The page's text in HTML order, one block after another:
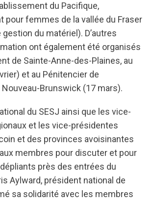
du Pacifique,
pour femmes de la vallée du Fraser
du matériel). D’autres
ont également été organisés
de Sainte-Anne-des-Plaines, au
et au Pénitencier de
Nouveau-Brunswick (17 mars).
du SESJ ainsi que les vice-
et les vice-présidentes
et des provinces avoisinantes
membres pour discuter et pour
près des entrées du
Aylward, président national de
sa solidarité avec les membres